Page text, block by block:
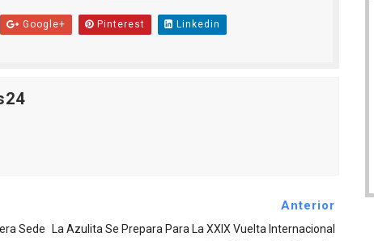
Google+ Pinterest Linkedin
Sede
Anterior
La Azulita Se Prepara Para La XXIX Vuelta Internacional